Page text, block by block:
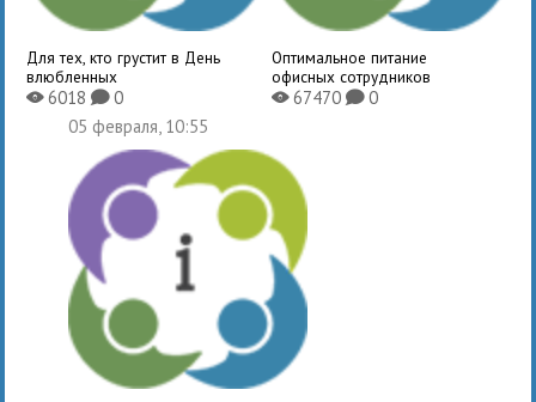
Для тех, кто грустит в День
влюбленных
X6018K0
Оптимальное питание
офисных сотрудников
X67470 K0
05 февраля, 10:55